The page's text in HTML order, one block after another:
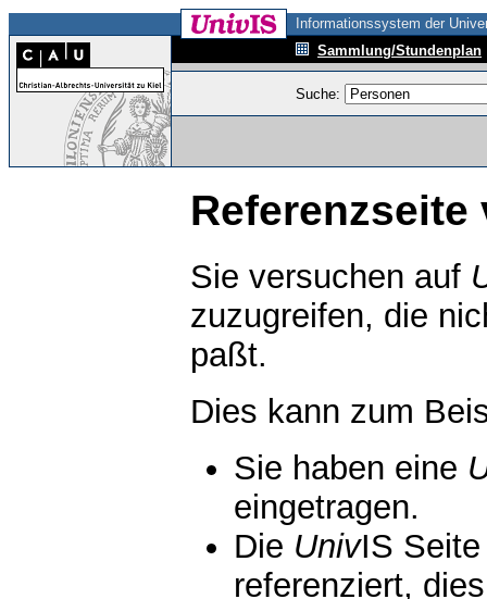
Informationssystem der
Sammlung/Stundenplan
Suche:
Referenzseite
Sie versuchen auf
zuzugreifen, die
paßt.
Dies kann zum
Sie haben eine
eingetragen.
Die UnivIS
referenziert,